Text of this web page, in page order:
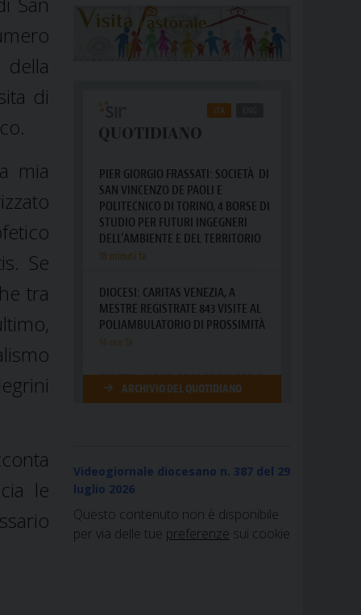
della
di
mia
Se
tra
le
Videogiornale diocesano n. 387 del 29
luglio 2026
Questo contenuto non è disponibile
per via delle tue preferenze sui cookie